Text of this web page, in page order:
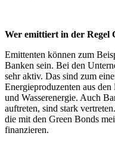
Wer emittiert in der Regel
Emittenten können zum
Banken sein. Bei den
sehr aktiv. Das sind zum
Energieproduzenten aus
und Wasserenergie. Auch
auftreten, sind stark
die mit den Green Bonds
finanzieren.